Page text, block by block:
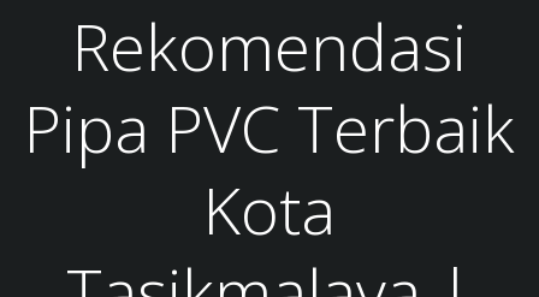
Rekomendasi
Pipa PVC Terbaik
Kota